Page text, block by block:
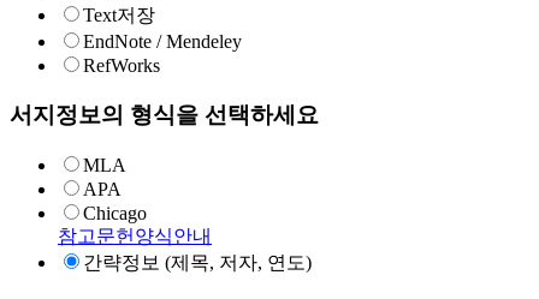
Text저장
EndNote / Mendeley
RefWorks
서지정보의 형식을 선택하세요
MLA
APA
Chicago
참고문헌양식안내
간략정보 (제목, 저자, 연도)